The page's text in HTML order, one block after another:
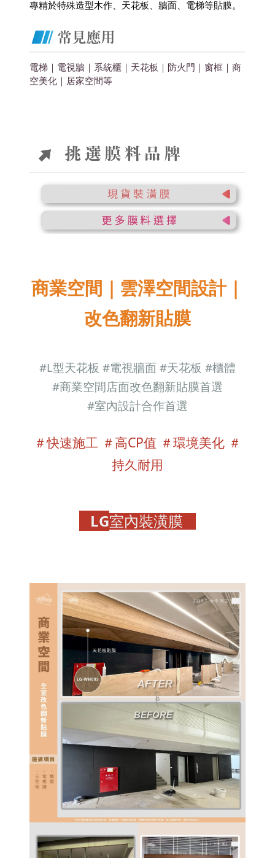
專精於特殊造型木作、天花板、牆面、電梯等貼膜。
電梯｜電視牆｜系統櫃｜天花板｜防火門｜窗框｜商
空美化 ｜居家空間等
商業空間｜雲澤空間設計｜
改色翻新貼膜
#L型天花板 #電視牆面 #天花板 #櫃體
#商業空間店面改色翻新貼膜首選
#室內設計合作首選
＃快速施工 ＃高CP值 ＃環境美化 ＃
持久耐用
LG室內裝潢膜